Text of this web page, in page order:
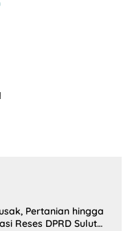
Pertanian hingga
Reses DPRD Sulut